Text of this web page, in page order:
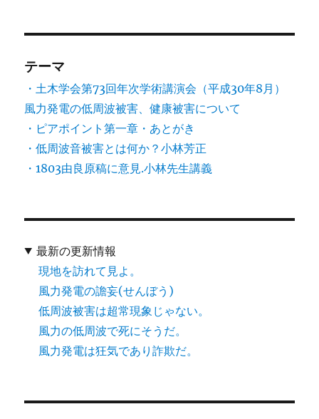
テーマ
・土木学会第73回年次学術講演会（平成30年8月）
風力発電の低周波被害、健康被害について
・ピアポイント第一章・あとがき
・低周波音被害とは何か？小林芳正
・1803由良原稿に意見.小林先生講義
最新の更新情報
現地を訪れて見よ。
風力発電の譫妄(せんぼう)
低周波被害は超常現象じゃない。
風力の低周波で死にそうだ。
風力発電は狂気であり詐欺だ。